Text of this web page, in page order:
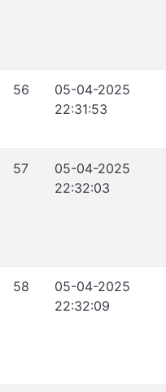
56
05-04-2025
22:31:53
57
05-04-2025
22:32:03
58
05-04-2025
22:32:09